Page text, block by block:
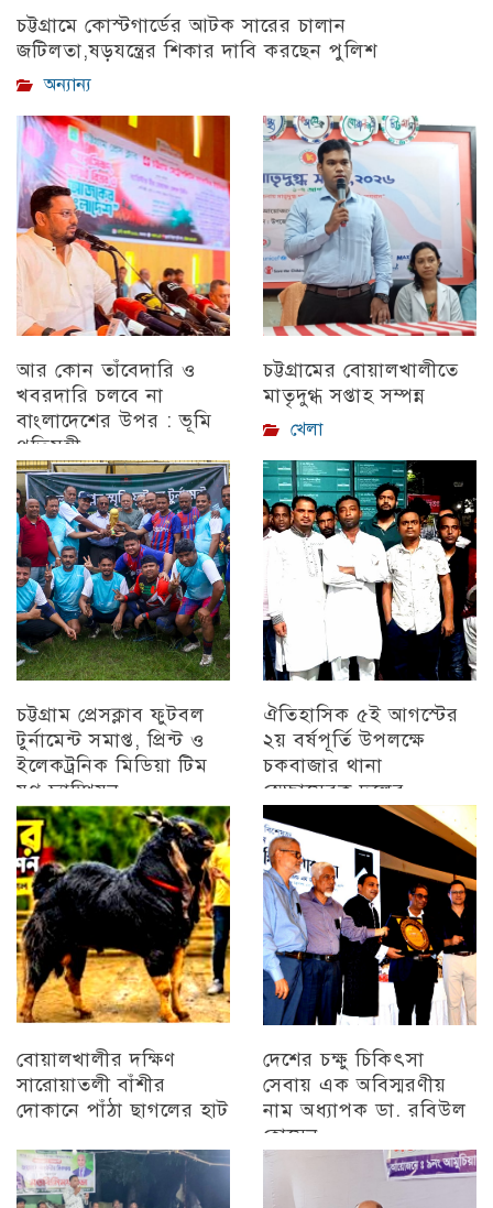
চট্টগ্রামে কোস্টগার্ডের আটক সারের চালান
জটিলতা,ষড়যন্ত্রের শিকার দাবি করছেন পুলিশ
অন্যান্য
আর কোন তাঁবেদারি ও
খবরদারি চলবে না
বাংলাদেশের উপর : ভূমি
প্রতিমন্ত্রী
চট্টগ্রাম
চট্টগ্রামের বোয়ালখালীতে
মাতৃদুগ্ধ সপ্তাহ সম্পন্ন
খেলা
চট্টগ্রাম প্রেসক্লাব ফুটবল
টুর্নামেন্ট সমাপ্ত, প্রিন্ট ও
ইলেকট্রনিক মিডিয়া টিম
যুগ্ন চ্যাম্পিয়ন
চট্টগ্রাম
ঐতিহাসিক ৫ই আগস্টের
২য় বর্ষপূর্তি উপলক্ষে
চকবাজার থানা
স্বেচ্ছাসেবক দলের
প্রামাণ্যচিত্র প্রদর্শন ও
বিজয় মিছিল
চট্টগ্রাম
বোয়ালখালীর দক্ষিণ
সারোয়াতলী বাঁশীর
দোকানে পাঁঠা ছাগলের হাট
দেশের চক্ষু চিকিৎসা
সেবায় এক অবিস্মরণীয়
নাম অধ্যাপক ডা. রবিউল
হোসেন